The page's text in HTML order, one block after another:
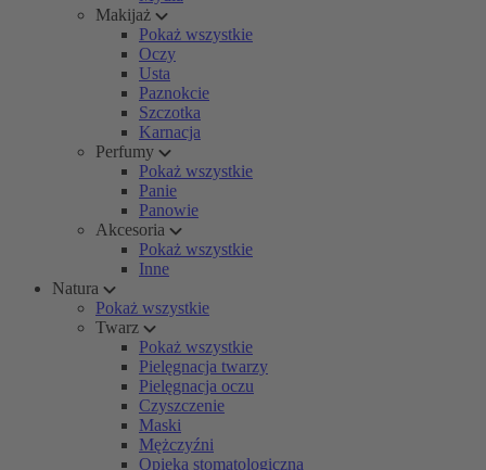
Makijaż
Pokaż wszystkie
Oczy
Usta
Paznokcie
Szczotka
Karnacja
Perfumy
Pokaż wszystkie
Panie
Panowie
Akcesoria
Pokaż wszystkie
Inne
Natura
Pokaż wszystkie
Twarz
Pokaż wszystkie
Pielęgnacja twarzy
Pielęgnacja oczu
Czyszczenie
Maski
Mężczyźni
Opieka stomatologiczna